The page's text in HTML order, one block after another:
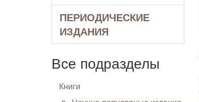
ПЕРИОДИЧЕСКИЕ
ИЗДАНИЯ
Все подразделы
Книги